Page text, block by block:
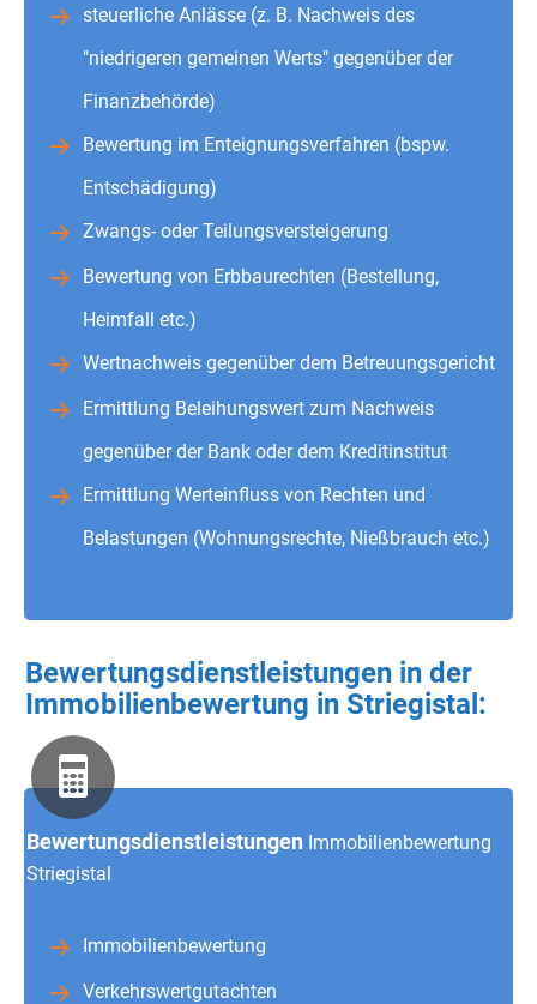
steuerliche Anlässe (z. B. Nachweis des
"niedrigeren gemeinen Werts" gegenüber der
Finanzbehörde)
Bewertung im Enteignungsverfahren (bspw.
Entschädigung)
Zwangs- oder Teilungsversteigerung
Bewertung von Erbbaurechten (Bestellung,
Heimfall etc.)
Wertnachweis gegenüber dem Betreuungsgericht
Ermittlung Beleihungswert zum Nachweis
gegenüber der Bank oder dem Kreditinstitut
Ermittlung Werteinfluss von Rechten und
Belastungen (Wohnungsrechte, Nießbrauch etc.)
Bewertungsdienstleistungen in der
Immobilienbewertung in Striegistal:
Bewertungsdienstleistungen Immobilienbewertung
Striegistal
Immobilienbewertung
Verkehrswertgutachten